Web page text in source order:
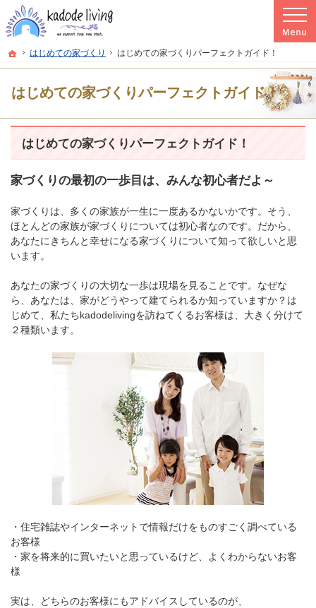
ホーム
はじめての家づくり はじめての家づくりパーフェクトガイド！
はじめての家づくりパーフェクトガイド！
プロの目線からご提案。群馬県高崎市の注文住宅・新築戸建てを手がける工務店
群馬県高崎市の新築・注文住宅・新築戸建てを手がける工務店ならkadode living
はじめての家づくりパーフェクトガイド！
家づくりの最初の一歩目は、みんな初心者だよ～
家づくりは、多くの家族が一生に一度あるかないかです。そう、
ほとんどの家族が家づくりについては初心者なのです。だから、
あなたにきちんと幸せになる家づくりについて知って欲しいと思
います。
あなたの家づくりの大切な一歩は現場を見ることです。なぜな
ら、あなたは、家がどうやって建てられるか知っていますか？は
じめて、私たちkadodelivingを訪ねてくるお客様は、大きく分けて
２種類います。
・住宅雑誌やインターネットで情報だけをものすごく調べている
お客様
・家を将来的に買いたいと思っているけど、よくわからないお客
様
実は、どちらのお客様にもアドバイスしているのが、